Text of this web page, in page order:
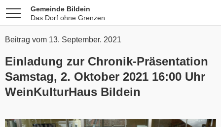
Gemeinde Bildein
Das Dorf ohne Grenzen
Beitrag vom 13. September. 2021
Einladung zur Chronik-Präsentation
Samstag, 2. Oktober 2021 16:00 Uhr
WeinKulturHaus Bildein